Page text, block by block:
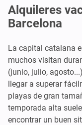
Alquileres
Barcelona
La capital catalana
muchos visitan
(junio, julio,
llegar a superar
playas de gran
temporada alta
encontrar un buen